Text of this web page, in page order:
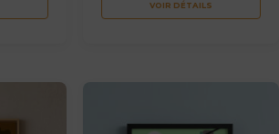
VOIR DÉTAILS